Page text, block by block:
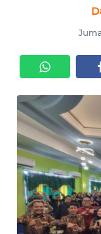
SERBI
OPINI
Informasi
INDEKS
BERITA
KONTAK
KAMI